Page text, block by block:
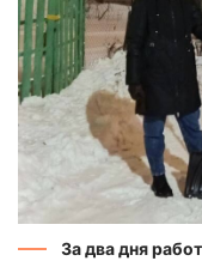
За два дня